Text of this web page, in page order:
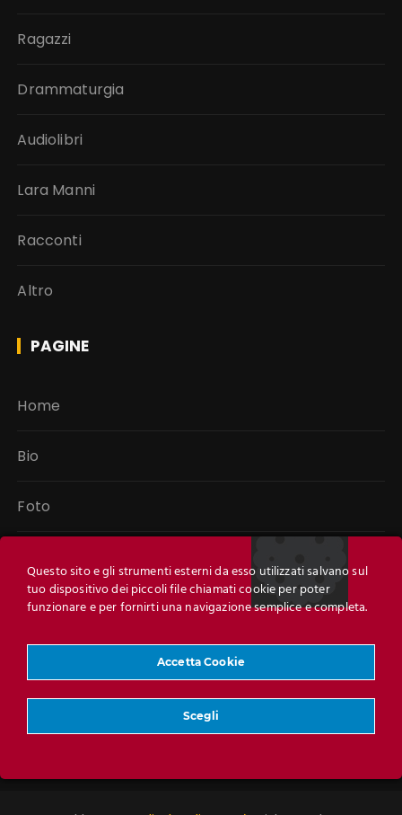
Ragazzi
Drammaturgia
Audiolibri
Lara Manni
Racconti
Altro
PAGINE
Home
Bio
Foto
Libri
Questo sito e gli strumenti esterni da esso utilizzati salvano sul
tuo dispositivo dei piccoli file chiamati cookie per poter
funzionare e per fornirti una navigazione semplice e completa.
Accetta Cookie
Scegli